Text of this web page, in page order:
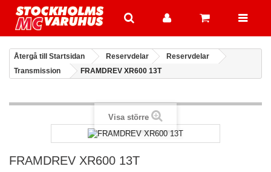
Återgå till Startsidan Reservdelar
Reservdelar
Transmission
FRAMDREV XR600 13T
Visa större
FRAMDREV XR600 13T